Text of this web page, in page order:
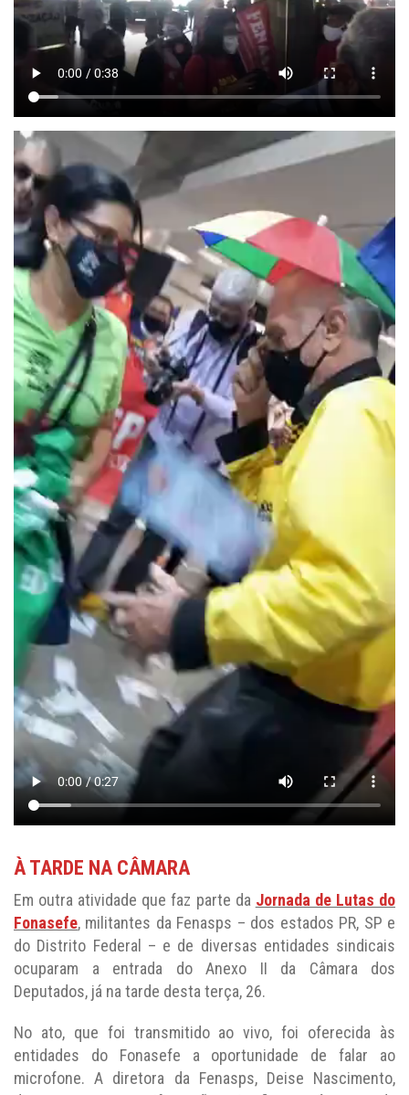
À TARDE NA CÂMARA
Em outra atividade que faz parte da Jornada de Lutas do
Fonasefe, militantes da Fenasps – dos estados PR, SP e
do Distrito Federal – e de diversas entidades sindicais
ocuparam a entrada do Anexo II da Câmara dos
Deputados, já na tarde desta terça, 26.
No ato, que foi transmitido ao vivo, foi oferecida às
entidades do Fonasefe a oportunidade de falar ao
microfone. A diretora da Fenasps, Deise Nascimento,